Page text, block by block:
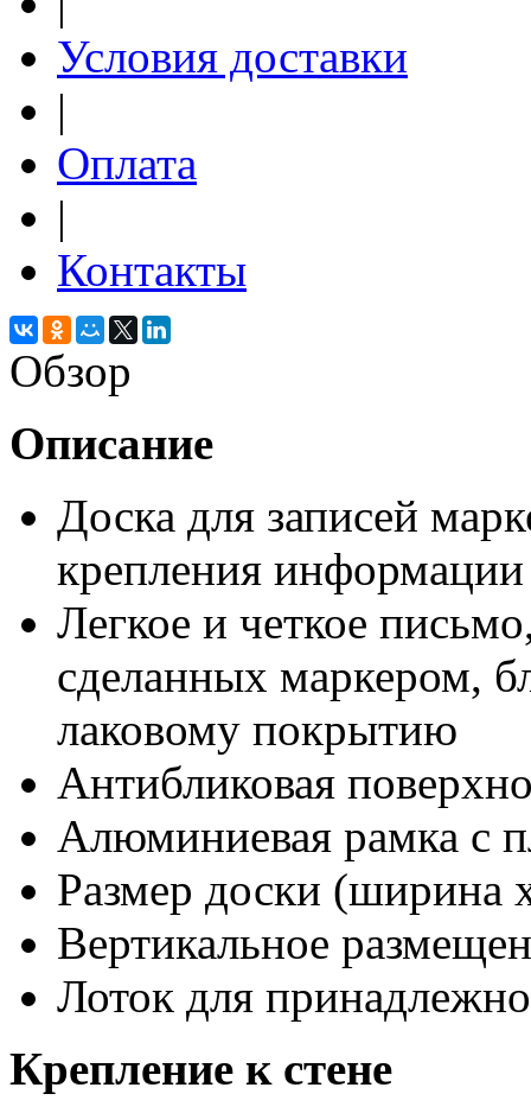
Условия доставки
|
Оплата
|
Контакты
Обзор
Описание
Доска для записей
крепления
Легкое и четкое
сделанных маркером,
лаковому покрытию
Антибликовая
Алюминиевая рамка с
Размер доски (ширина
Вертикальное
Лоток для
Крепление к стене